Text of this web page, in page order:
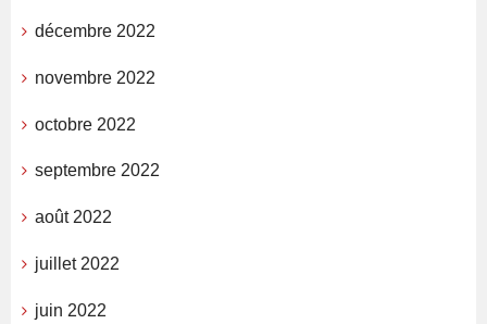
décembre 2022
novembre 2022
octobre 2022
septembre 2022
août 2022
juillet 2022
juin 2022